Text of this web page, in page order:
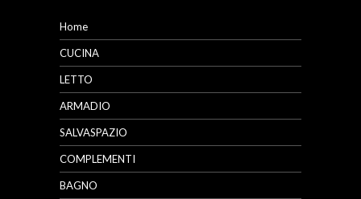
Home
CUCINA
LETTO
ARMADIO
SALVASPAZIO
COMPLEMENTI
BAGNO